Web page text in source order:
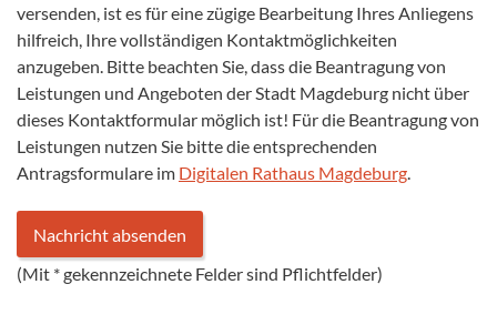
versenden, ist es für eine zügige Bearbeitung Ihres Anliegens
hilfreich, Ihre vollständigen Kontaktmöglichkeiten
anzugeben. Bitte beachten Sie, dass die Beantragung von
Leistungen und Angeboten der Stadt Magdeburg nicht über
dieses Kontaktformular möglich ist! Für die Beantragung von
Leistungen nutzen Sie bitte die entsprechenden
Antragsformulare im Digitalen Rathaus Magdeburg.
(Mit *gekennzeichnete Felder sind Pflichtfelder)